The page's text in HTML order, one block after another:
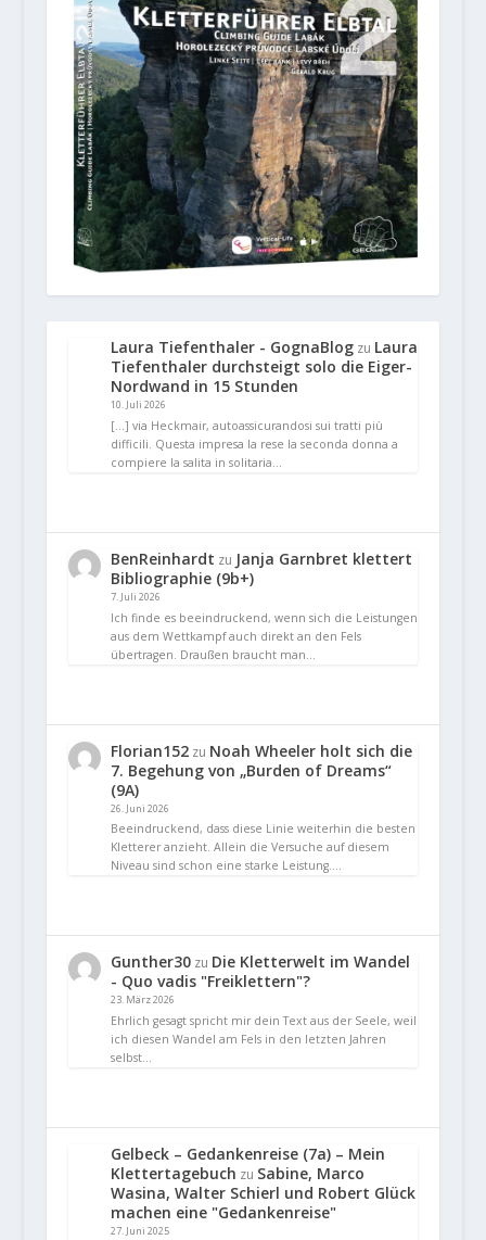
Laura Tiefenthaler - GognaBlogzu Laura
Tiefenthaler durchsteigt solo die Eiger-
Nordwand in 15 Stunden
10. Juli 2026
[…] via Heckmair, autoassicurandosi sui tratti più
difficili. Questa impresa la rese la seconda donna a
compiere la salita in solitaria…
BenReinhardt zu Janja Garnbret klettert
Bibliographie (9b+)
7. Juli 2026
Ich finde es beeindruckend, wenn sich die Leistungen
aus dem Wettkampf auch direkt an den Fels
übertragen. Draußen braucht man…
Florian152zu Noah Wheeler holt sich die
7. Begehung von „Burden of Dreams“
(9A)
26. Juni 2026
Beeindruckend, dass diese Linie weiterhin die besten
Kletterer anzieht. Allein die Versuche auf diesem
Niveau sind schon eine starke Leistung.…
Gunther30zu Die Kletterwelt im Wandel
- Quo vadis "Freiklettern"?
23. März 2026
Ehrlich gesagt spricht mir dein Text aus der Seele, weil
ich diesen Wandel am Fels in den letzten Jahren
selbst…
Gelbeck – Gedankenreise (7a) – Mein
Klettertagebuch zu Sabine, Marco
Wasina, Walter Schierl und Robert Glück
machen eine "Gedankenreise"
27. Juni 2025